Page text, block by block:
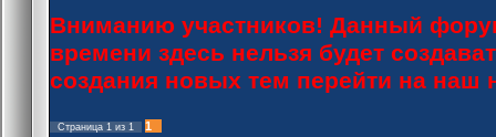
Вниманию участников! Данный
времени здесь нельзя будет
создания новых тем перейти на
Страница 1 из 1
1